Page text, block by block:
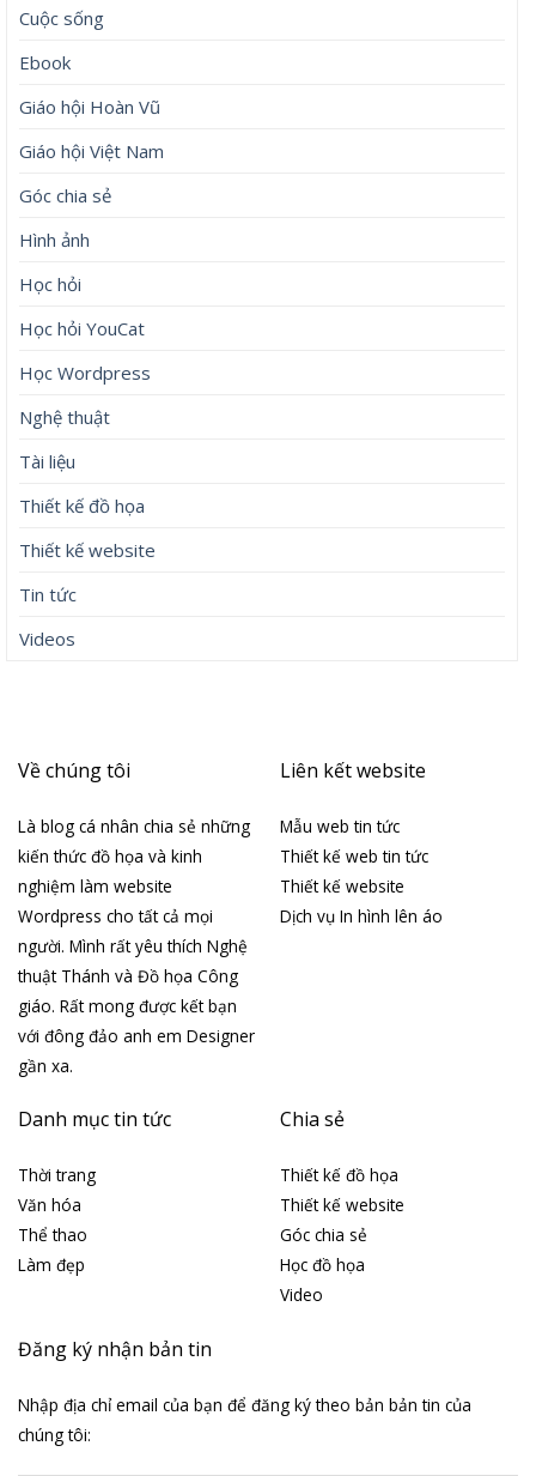
Cuộc sống
Ebook
Giáo hội Hoàn Vũ
Giáo hội Việt Nam
Góc chia sẻ
Hình ảnh
Học hỏi
Học hỏi YouCat
Học Wordpress
Nghệ thuật
Tài liệu
Thiết kế đồ họa
Thiết kế website
Tin tức
Videos
Về chúng tôi
Là blog cá nhân chia sẻ những
kiến thức đồ họa và kinh
nghiệm làm website
Wordpress cho tất cả mọi
người. Mình rất yêu thích Nghệ
thuật Thánh và Đồ họa Công
giáo. Rất mong được kết bạn
với đông đảo anh em Designer
gần xa.
Liên kết website
Mẫu web tin tức
Thiết kế web tin tức
Thiết kế website
Dịch vụ In hình lên áo
Danh mục tin tức
Thời trang
Văn hóa
Thể thao
Làm đẹp
Chia sẻ
Thiết kế đồ họa
Thiết kế website
Góc chia sẻ
Học đồ họa
Video
Đăng ký nhận bản tin
Nhập địa chỉ email của bạn để đăng ký theo bản bản tin của
chúng tôi: